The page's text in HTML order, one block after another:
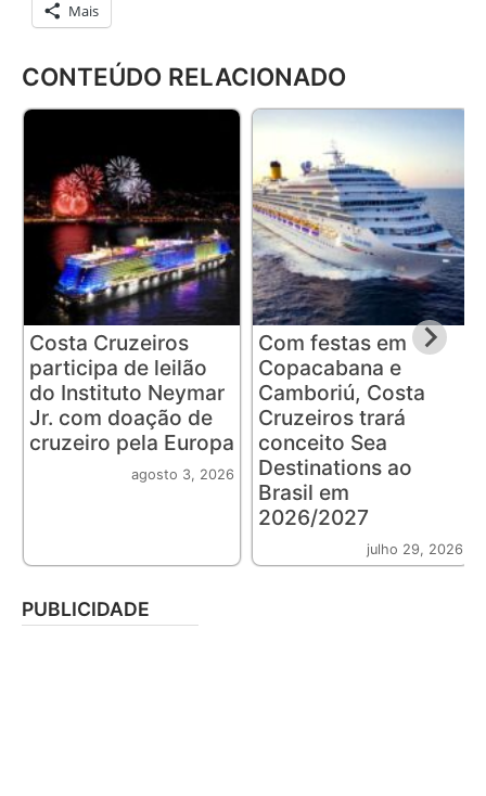
Mais
CONTEÚDO RELACIONADO
Costa Cruzeiros
participa de leilão
do Instituto Neymar
Jr. com doação de
cruzeiro pela Europa
agosto 3, 2026
Com festas em
Copacabana e
Camboriú, Costa
Cruzeiros trará
conceito Sea
Destinations ao
Brasil em
2026/2027
julho 29, 2026
PUBLICIDADE